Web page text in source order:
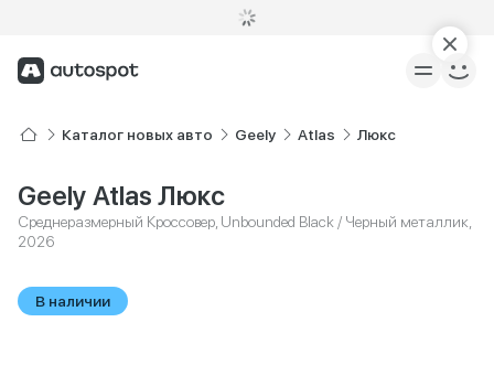
Каталог новых авто Geely Atlas Люкс
Geely Atlas Люкс
Среднеразмерный Кроссовер, Unbounded Black / Черный металлик,
2026
В наличии